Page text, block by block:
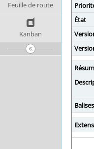
Feuille de route
Kanban
État
Balises